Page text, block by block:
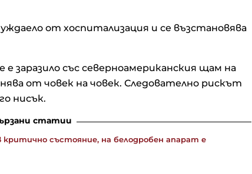
от хоспитализация и се възстановява
заразило със северноамериканския щам на
от човек на човек. Следователно рискът
нисък.
статии
критично състояние, на белодробен апарат е